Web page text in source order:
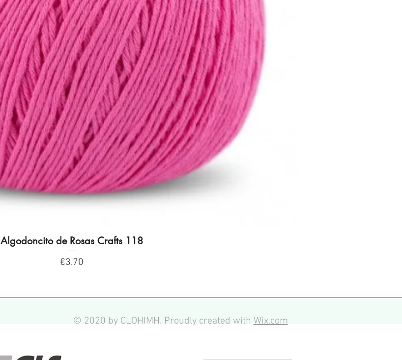
Quick View
Algodoncito de Rosas Crafts 118
Price
€3.70
© 2020 by CLOHIMH. Proudly created withWix.com